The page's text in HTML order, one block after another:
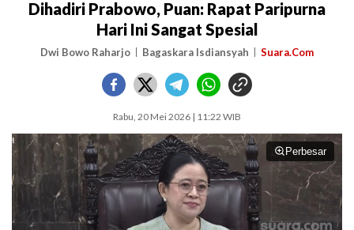
Dihadiri Prabowo, Puan: Rapat Paripurna
Hari Ini Sangat Spesial
Dwi Bowo Raharjo Bagaskara Isdiansyah Suara.Com
Rabu, 20 Mei 2026 | 11:22 WIB
Perbesar